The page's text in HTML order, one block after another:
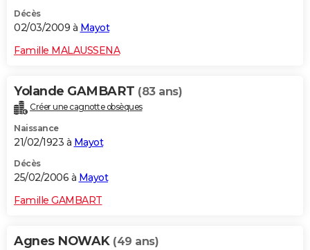
Décès
02/03/2009 à Mayot
Famille MALAUSSENA
Yolande GAMBART (83 ans)
Créer une cagnotte obsèques
Naissance
21/02/1923 à Mayot
Décès
25/02/2006 à Mayot
Famille GAMBART
Agnes NOWAK (49 ans)